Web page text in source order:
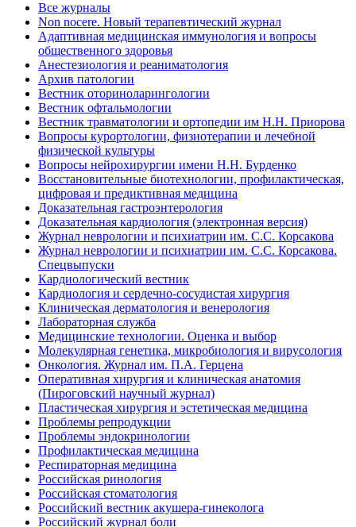
Все журналы
Non nocere. Новый терапевтический журнал
Адаптивная медицинская иммунология и вопросы
общественного здоровья
Анестезиология и реаниматология
Архив патологии
Вестник оториноларингологии
Вестник офтальмологии
Вестник травматологии и ортопедии им Н.Н. Приорова
Вопросы курортологии, физиотерапии и лечебной
физической культуры
Вопросы нейрохирургии имени Н.Н. Бурденко
Восстановительные биотехнологии, профилактическая,
цифровая и предиктивная медицина
Доказательная гастроэнтерология
Доказательная кардиология (электронная версия)
Журнал неврологии и психиатрии им. С.С. Корсакова
Журнал неврологии и психиатрии им. С.С. Корсакова.
Спецвыпуски
Кардиологический вестник
Кардиология и сердечно-сосудистая хирургия
Клиническая дерматология и венерология
Лабораторная служба
Медицинские технологии. Оценка и выбор
Молекулярная генетика, микробиология и вирусология
Онкология. Журнал им. П.А. Герцена
Оперативная хирургия и клиническая анатомия
(Пироговский научный журнал)
Пластическая хирургия и эстетическая медицина
Проблемы репродукции
Проблемы эндокринологии
Профилактическая медицина
Респираторная медицина
Российская ринология
Российская стоматология
Российский вестник акушера-гинеколога
Российский журнал боли